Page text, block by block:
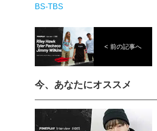
BS-TBS
< 前の記事へ
今、あなたにオススメ